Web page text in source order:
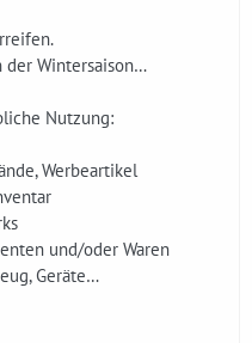
der Wintersaison…
Nutzung:
Werbeartikel
und/oder Waren
Geräte…